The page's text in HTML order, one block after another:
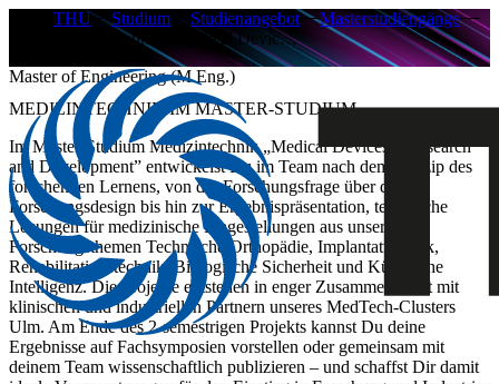
THU Studium Studienangebot
Masterstudiengänge
Medizintechnik / Medical Devic…
Master of Engineering (M.Eng.)
MEDIZINTECHNIK IM MASTER-STUDIUM
Im Master-Studium Medizintechnik „Medical Devices – Research
and Development” entwickelst Du im Team nach dem Prinzip des
forschenden Lernens, von der Forschungsfrage über das
Forschungsdesign bis hin zur Ergebnispräsentation, technische
Lösungen für medizinische Fragestellungen aus unseren
Forschungsthemen Technische Orthopädie, Implantattechnik,
Rehabilitationstechnik, Biologische Sicherheit und Künstliche
Intelligenz. Die Projekte entstehen in enger Zusammenarbeit mit
klinischen und industriellen Partnern unseres MedTech-Clusters
Ulm. Am Ende des 2-semestrigen Projekts kannst Du deine
Ergebnisse auf Fachsymposien vorstellen oder gemeinsam mit
deinem Team wissenschaftlich publizieren – und schaffst Dir damit